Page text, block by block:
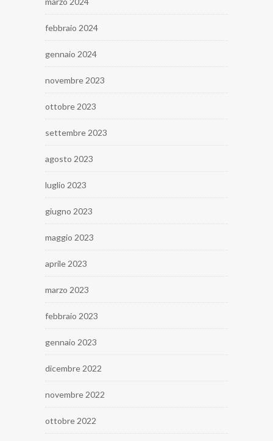
febbraio 2024
gennaio 2024
novembre 2023
ottobre 2023
settembre 2023
agosto 2023
luglio 2023
giugno 2023
maggio 2023
aprile 2023
marzo 2023
febbraio 2023
gennaio 2023
dicembre 2022
novembre 2022
ottobre 2022